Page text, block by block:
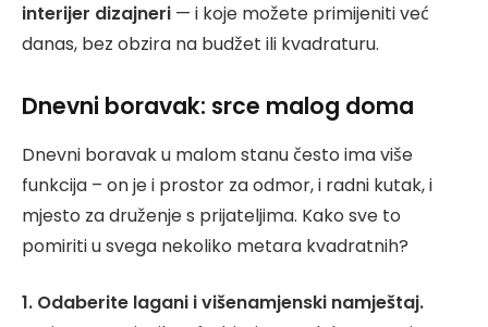
interijer dizajneri — i koje možete primijeniti već
danas, bez obzira na budžet ili kvadraturu.
Dnevni boravak: srce malog doma
Dnevni boravak u malom stanu često ima više
funkcija – on je i prostor za odmor, i radni kutak, i
mjesto za druženje s prijateljima. Kako sve to
pomiriti u svega nekoliko metara kvadratnih?
1. Odaberite lagani i višenamjenski namještaj.